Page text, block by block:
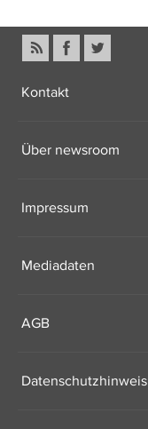
Kontakt
Über newsroom
Impressum
Mediadaten
AGB
Datenschutzhinweis